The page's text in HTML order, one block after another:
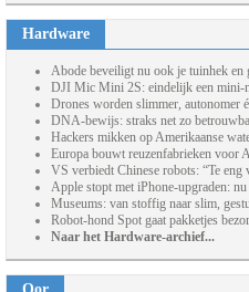
Hardware
Abode beveiligt nu ook je tuinhek en
DJI Mic Mini 2S: eindelijk een mini-
Drones worden slimmer, autonomer
DNA-bewijs: straks net zo
Hackers mikken op Amerikaanse
Europa bouwt reuzenfabrieken voor
VS verbiedt Chinese robots: “Te eng
Apple stopt met iPhone-upgraden: nu
Museums: van stoffig naar slim,
Robot-hond Spot gaat pakketjes
Naar het Hardware-archief...